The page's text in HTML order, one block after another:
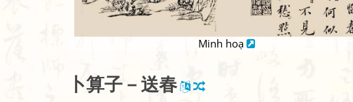
Minh hoạ
卜算子 － 送春